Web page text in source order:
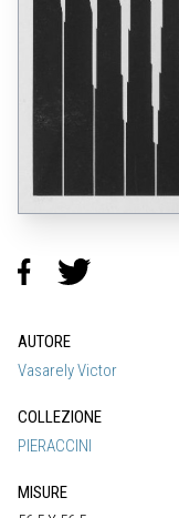
AUTORE
Vasarely Victor
COLLEZIONE
PIERACCINI
MISURE